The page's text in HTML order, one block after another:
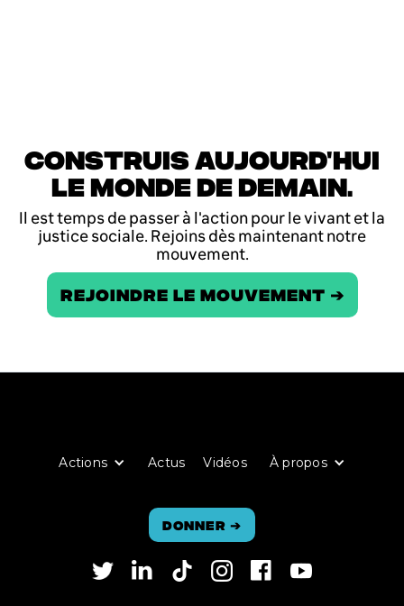
CONSTRUIS AUJOURD'HUI
LE MONDE DE DEMAIN.
Il est temps de passer à l'action pour le vivant et la
justice sociale. Rejoins dès maintenant notre
mouvement.
REJOINDRE LE MOUVEMENT ➔
Actions Actus Vidéos À propos
Donner ➔